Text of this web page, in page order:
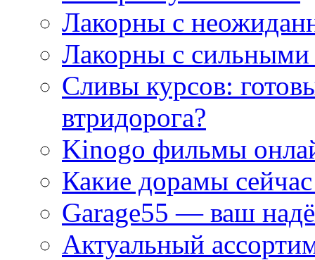
Лакорны с
Лакорны с сильными
Сливы курсов:
втридорога?
Kinogo фильмы
Какие дорамы
Garage55 — ваш
Актуальный